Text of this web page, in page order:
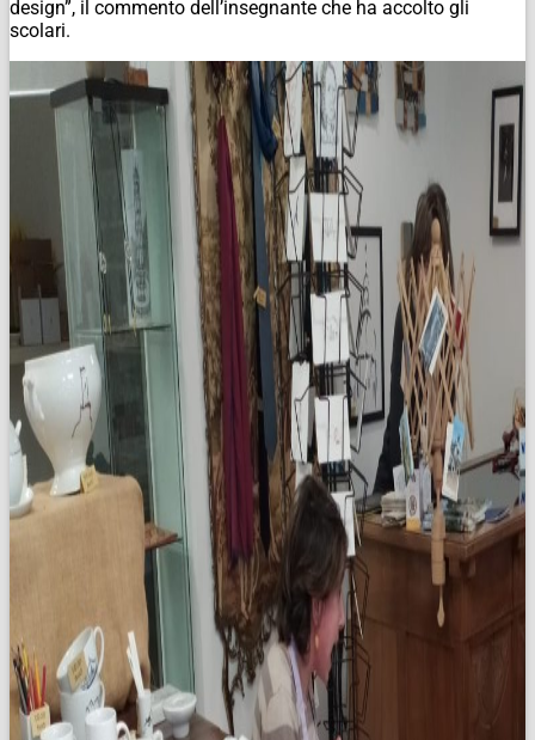
design”, il commento dell’insegnante che ha accolto gli
scolari.